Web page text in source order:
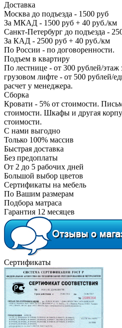
Доставка
Москва до подъезда - 1500 руб
За МКАД - 1500 руб + 40 руб./км
Санкт-Петербург до подъезда -
За КАД - 2500 руб + 40 руб./км
По России - по договоренности.
Подъем в квартиру
По лестнице - от 300 рублей/
грузовом лифте - от 500 рублей/
расчет у менеджера.
Сборка
Кровати - 5% от стоимости.
стоимости. Шкафы и другая
стоимости.
С нами выгодно
Только 100% массив
Быстрая доставка
Без предоплаты
От 2 до 5 рабочих дней
Большой выбор цветов
Сертификаты на мебель
По Вашим размерам
Подбора матраса
Гарантия 12 месяцев
Сертификаты